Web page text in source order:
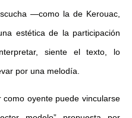
—como la de Kerouac,
estética de la participación
siente el texto, lo
por una melodía.
oyente puede vincularse